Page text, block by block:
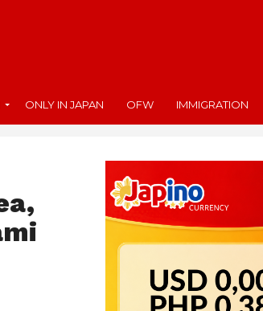
ONLY IN JAPAN OFW IMMIGRATION